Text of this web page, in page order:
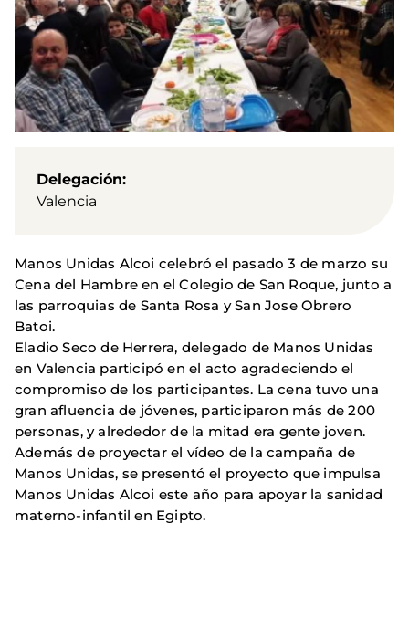
Delegación
Valencia
Manos Unidas Alcoi celebró el pasado 3 de marzo su
Cena del Hambre en el Colegio de San Roque, junto a
las parroquias de Santa Rosa y San Jose Obrero
Batoi.
Eladio Seco de Herrera, delegado de Manos Unidas
en Valencia participó en el acto agradeciendo el
compromiso de los participantes. La cena tuvo una
gran afluencia de jóvenes, participaron más de 200
personas, y alrededor de la mitad era gente joven.
Además de proyectar el vídeo de la campaña de
Manos Unidas, se presentó el proyecto que impulsa
Manos Unidas Alcoi este año para apoyar la sanidad
materno-infantil en Egipto.